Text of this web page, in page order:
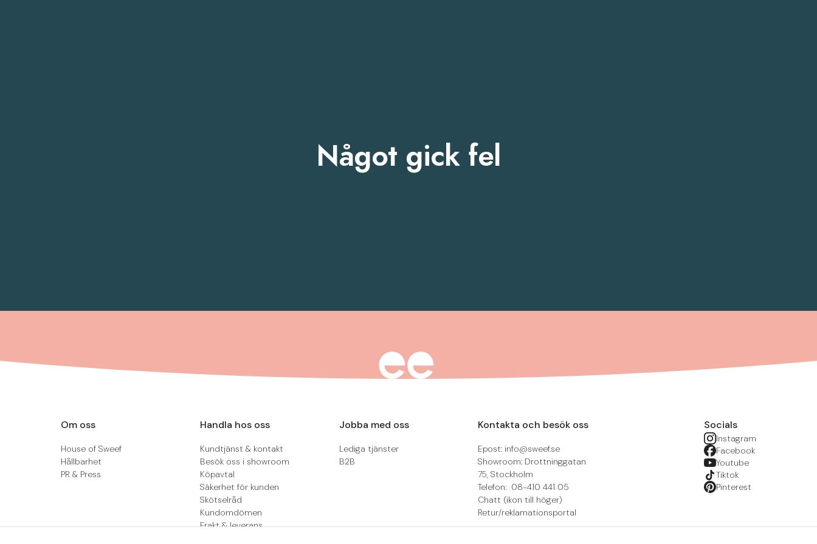
Något gick fel
Om oss
House of Sweef
Hållbarhet
PR & Press
Handla hos oss
Kundtjänst & kontakt
Besök oss i showroom
Köpavtal
Säkerhet för kunden
Skötselråd
Kundomdömen
Frakt & leverans
Jobba med oss
Lediga tjänster
B2B
Kontakta och besök oss
Epost: info@sweef.se
Showroom: Drottninggatan
75, Stockholm
Telefon: 08-410 441 05
Chatt (ikon till höger)
Retur/reklamationsportal
Socials
Instagram
Facebook
Youtube
Tiktok
Pinterest